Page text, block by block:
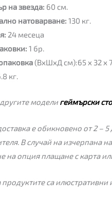
на звезда: 60 см.
натоварване: 130 кг.
24 месеца
1 бр.
(ВхШхД см):65 x 32 x
кг.
моделигеймърски
е обикновено от 2 –
В случай на изчерпана
на опция плащане с карта
са